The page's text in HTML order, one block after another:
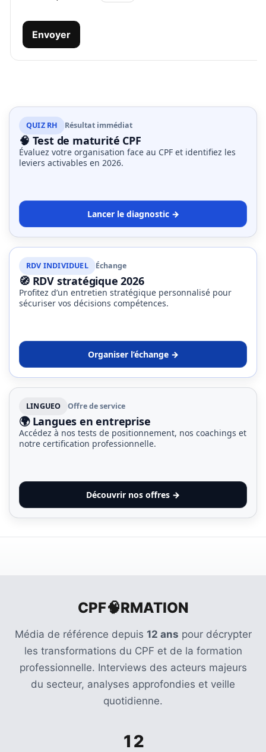
Interviews
(108)
(93)
Droit
Offre
formation
Certification
Envoyer
QUIZ RH Résultat immédiat
🧠 Test de maturité CPF
Évaluez votre organisation face au CPF et identifiez les
leviers activables en 2026.
Lancer le diagnostic →
RDV INDIVIDUEL Échange
🧭 RDV stratégique 2026
Profitez d’un entretien stratégique personnalisé pour
sécuriser vos décisions compétences.
Organiser l’échange →
LINGUEO Offre de service
🌍 Langues en entreprise
Accédez à nos tests de positionnement, nos coachings et
notre certification professionnelle.
Découvrir nos offres →
CPF🧠RMATION
Média de référence depuis 12 ans pour décrypter
les transformations du CPF et de la formation
professionnelle. Interviews des acteurs majeurs
du secteur, analyses approfondies et veille
quotidienne.
12